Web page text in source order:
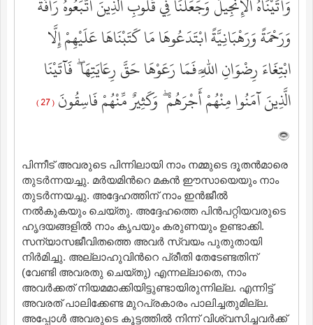
وَآتَيْنَاهُ الْإِنجِيلَ وَجَعَلْنَا فِي قُلُوبِ الَّذِينَ اتَّبَعُوهُ رَأْفَةً
وَرَحْمَةً وَرَهْبَانِيَّةً ابْتَدَعُوهَا مَا كَتَبْنَاهَا عَلَيْهِمْ إِلَّا
ابْتِغَاءَ رِضْوَانِ اللَّهِ فَمَا رَعَوْهَا حَقَّ رِعَايَتِهَا ۖ فَآتَيْنَا
الَّذِينَ آمَنُوا مِنْهُمْ أَجْرَهُمْ ۖ وَكَثِيرٌ مِّنْهُمْ فَاسِقُونَ ( 27 )
പിന്നീട് അവരുടെ പിന്നിലായി നാം നമ്മുടെ ദൂതന്‍മാരെ
തുടര്‍ന്നയച്ചു. മര്‍യമിന്‍റെ മകന്‍ ഈസായെയും നാം
തുടര്‍ന്നയച്ചു. അദ്ദേഹത്തിന് നാം ഇന്‍ജീല്‍
നല്‍കുകയും ചെയ്തു. അദ്ദേഹത്തെ പിന്‍പറ്റിയവരുടെ
ഹൃദയങ്ങളില്‍ നാം കൃപയും കരുണയും ഉണ്ടാക്കി.
സന്യാസജീവിതത്തെ അവര്‍ സ്വയം പുതുതായി
നിര്‍മിച്ചു. അല്ലാഹുവിന്‍റെ പ്രീതി തേടേണ്ടതിന്
(വേണ്ടി അവരതു ചെയ്തു) എന്നല്ലാതെ, നാം
അവര്‍ക്കത് നിയമമാക്കിയിട്ടുണ്ടായിരുന്നില്ല. എന്നിട്ട്
അവരത് പാലിക്കേണ്ട മുറപ്രകാരം പാലിച്ചതുമില്ല.
അപ്പോള്‍ അവരുടെ കൂട്ടത്തില്‍ നിന്ന് വിശ്വസിച്ചവര്‍ക്ക്